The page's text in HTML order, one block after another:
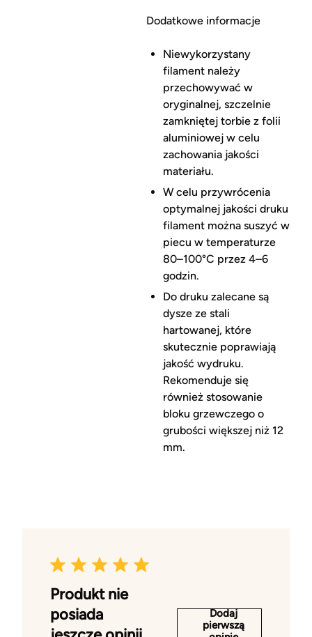
Dodatkowe informacje
Niewykorzystany
filament należy
przechowywać w
oryginalnej, szczelnie
zamkniętej torbie z folii
aluminiowej w celu
zachowania jakości
materiału.
W celu przywrócenia
optymalnej jakości druku
filament można suszyć w
piecu w temperaturze
80–100°C przez 4–6
godzin.
Do druku zalecane są
dysze ze stali
hartowanej, które
skutecznie poprawiają
jakość wydruku.
Rekomenduje się
również stosowanie
bloku grzewczego o
grubości większej niż 12
mm.
Produkt nie
posiada
Dodaj
pierwszą